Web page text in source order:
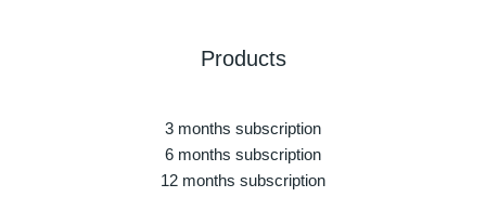
Products
3 months subscription
6 months subscription
12 months subscription